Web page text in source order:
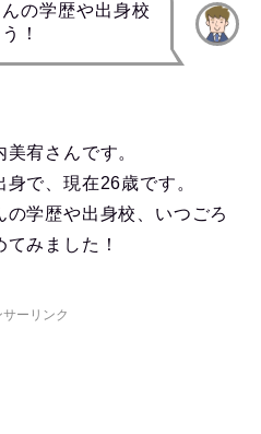
の学歴や出身校
！
宥さんです。
で、現在26歳です。
学歴や出身校、いつごろ
みました！
サーリンク